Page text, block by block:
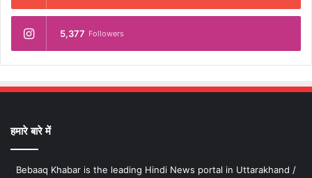
5,377 Followers
हमारे बारे में
Bebaaq Khabar is the leading Hindi News portal in Uttarakhand /